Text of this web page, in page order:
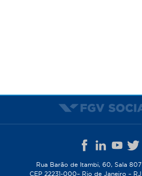
Rua Barão de Itambi, 60, Sala 807
CEP 22231-000– Rio de Janeiro – RJ